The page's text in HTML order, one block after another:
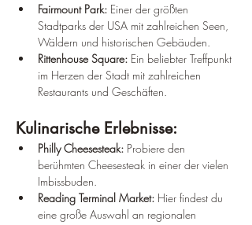
Fairmount Park: Einer der größten
Stadtparks der USA mit zahlreichen Seen,
Wäldern und historischen Gebäuden.
Rittenhouse Square: Ein beliebter Treffpunkt
im Herzen der Stadt mit zahlreichen
Restaurants und Geschäften.
Kulinarische Erlebnisse:
Philly Cheesesteak: Probiere den
berühmten Cheesesteak in einer der vielen
Imbissbuden.
Reading Terminal Market: Hier findest du
eine große Auswahl an regionalen